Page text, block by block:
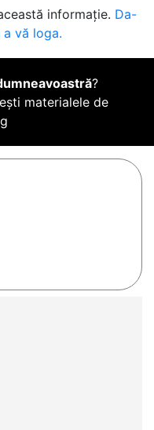
informație. Da-
vă loga.
?
materialele de